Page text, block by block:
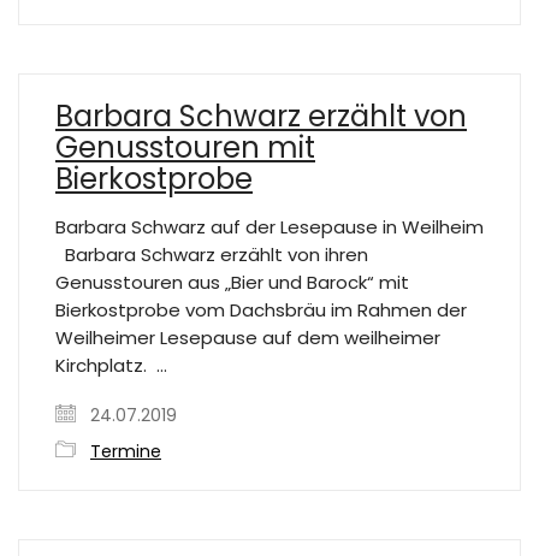
Barbara Schwarz erzählt von
Genusstouren mit
Bierkostprobe
Barbara Schwarz auf der Lesepause in Weilheim
Barbara Schwarz erzählt von ihren
Genusstouren aus „Bier und Barock“ mit
Bierkostprobe vom Dachsbräu im Rahmen der
Weilheimer Lesepause auf dem weilheimer
Kirchplatz. …
24.07.2019
Termine